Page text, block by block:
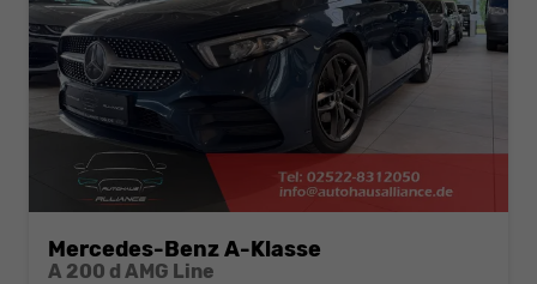
Mercedes-Benz A-Klasse
A 200 d AMG Line